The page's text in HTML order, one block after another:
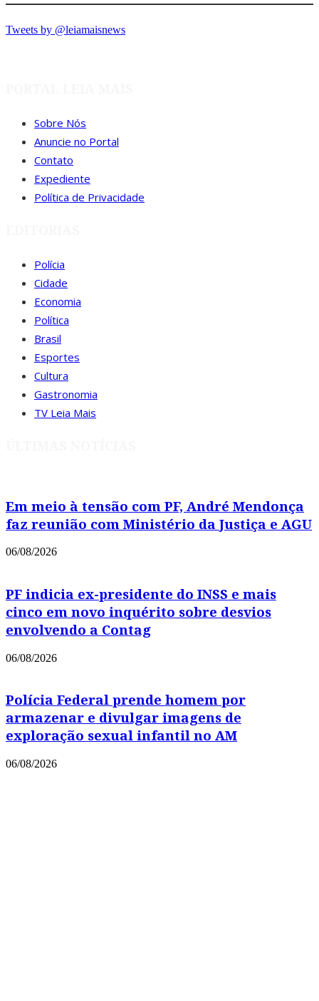
Tweets by @leiamaisnews
Sobre Nós
Anuncie no Portal
Contato
Expediente
Política de Privacidade
Polícia
Cidade
Economia
Política
Brasil
Esportes
Cultura
Gastronomia
TV Leia Mais
Em meio à tensão com PF, André Mendonça
faz reunião com Ministério da Justiça e AGU
06/08/2026
PF indicia ex-presidente do INSS e mais
cinco em novo inquérito sobre desvios
envolvendo a Contag
06/08/2026
Polícia Federal prende homem por
armazenar e divulgar imagens de
exploração sexual infantil no AM
06/08/2026